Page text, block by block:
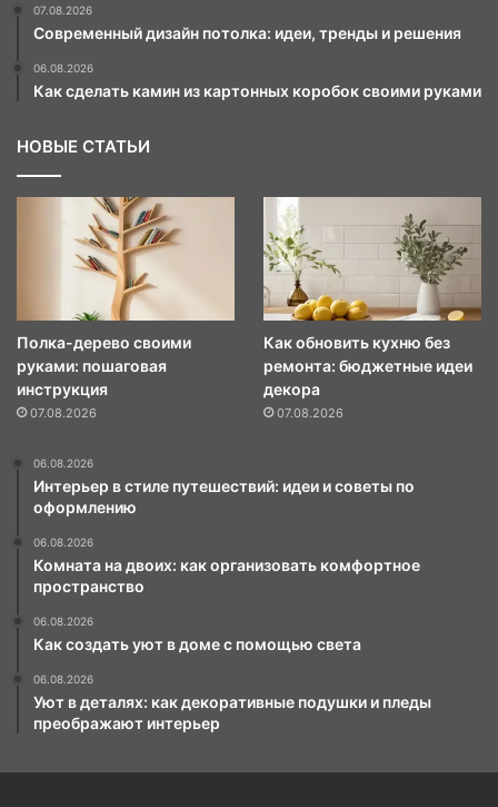
07.08.2026
Современный дизайн потолка: идеи, тренды и решения
06.08.2026
Как сделать камин из картонных коробок своими руками
НОВЫЕ СТАТЬИ
Полка-дерево своими
руками: пошаговая
инструкция
07.08.2026
Как обновить кухню без
ремонта: бюджетные идеи
декора
07.08.2026
06.08.2026
Интерьер в стиле путешествий: идеи и советы по
оформлению
06.08.2026
Комната на двоих: как организовать комфортное
пространство
06.08.2026
Как создать уют в доме с помощью света
06.08.2026
Уют в деталях: как декоративные подушки и пледы
преображают интерьер